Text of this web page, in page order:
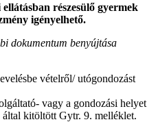
részesülő gyermek
igényelhető.
dokumentum benyújtása
vételről/ utógondozást
vagy a gondozási helyet
kitöltött Gytr. 9. melléklet.